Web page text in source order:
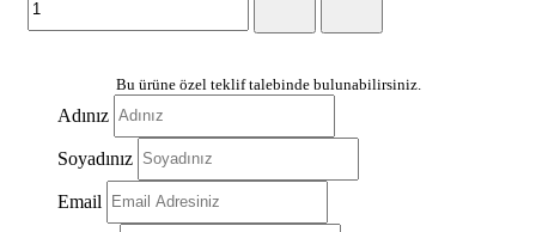
Bu ürüne özel teklif talebinde bulunabilirsiniz.
Adınız
Soyadınız
Email